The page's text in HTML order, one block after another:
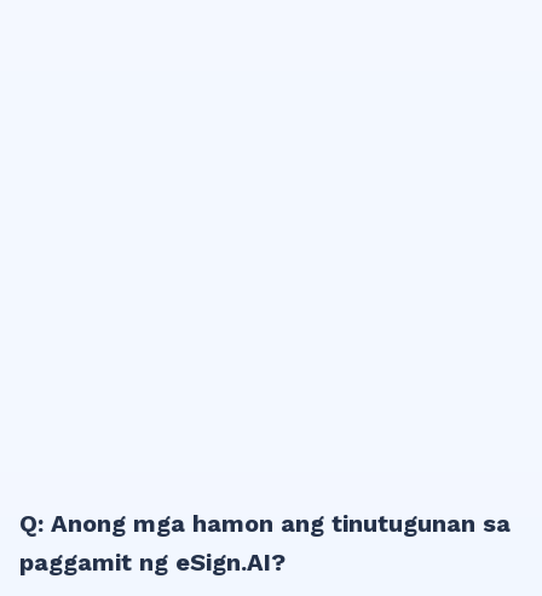
Q: Anong mga hamon ang tinutugunan sa
paggamit ng eSign.AI?